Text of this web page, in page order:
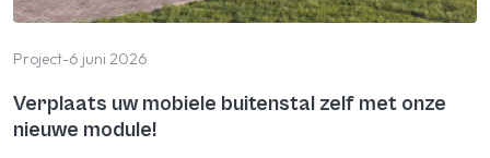
Project-6 juni 2026
Verplaats uw mobiele buitenstal zelf met onze
nieuwe module!